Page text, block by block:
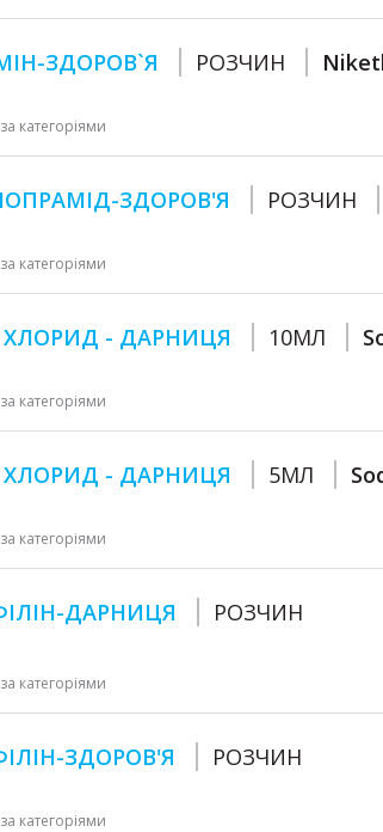
ЗДОРОВ`Я РОЗЧИН
категоріями
ЗДОРОВ'Я РОЗЧИН
категоріями
ХЛОРИД - ДАРНИЦЯ 10МЛ
категоріями
ХЛОРИД - ДАРНИЦЯ 5МЛ
категоріями
ДАРНИЦЯ РОЗЧИН
категоріями
ЗДОРОВ'Я РОЗЧИН
категоріями